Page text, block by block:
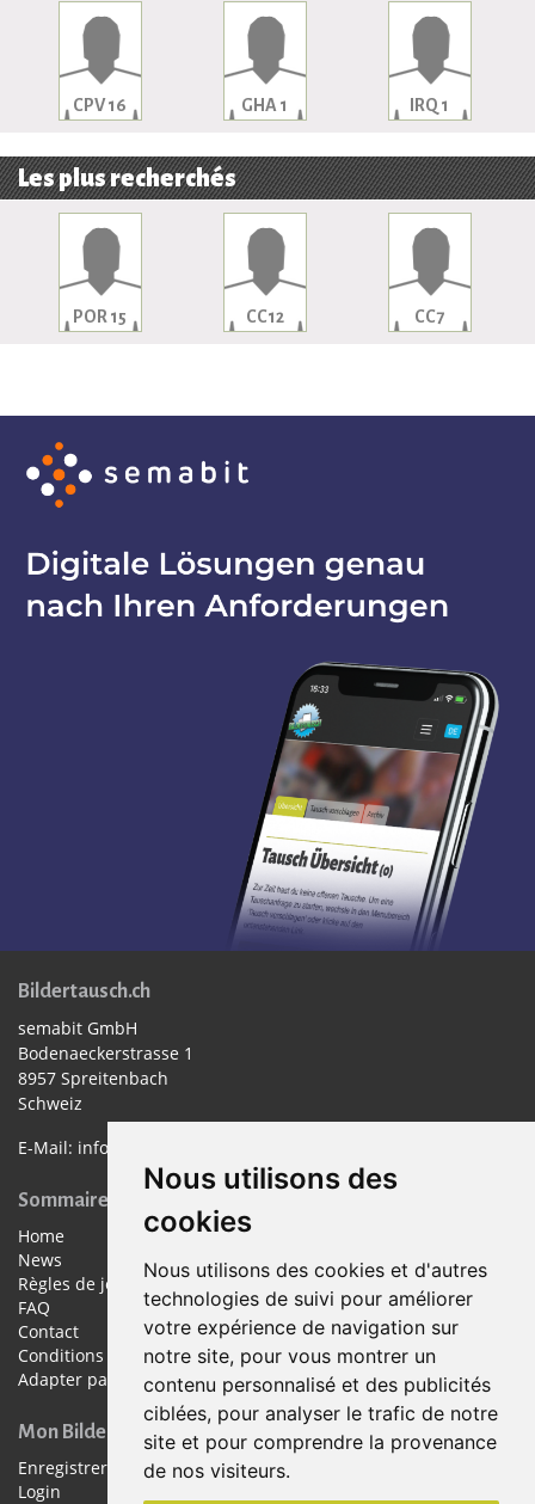
Nous utilisons des
cookies
Nous utilisons des cookies et d'autres
technologies de suivi pour améliorer
votre expérience de navigation sur
notre site, pour vous montrer un
contenu personnalisé et des publicités
ciblées, pour analyser le trafic de notre
site et pour comprendre la provenance
de nos visiteurs.
CPV 16 GHA 1 IRQ 1
Les plus recherchés
POR 15 CC12 CC7
Bildertausch.ch
semabit GmbH
Bodenaeckerstrasse 1
8957 Spreitenbach
Schweiz
E-Mail: info@bildertausch.ch
Sommaire
Home
News
Règles de jeu
FAQ
Contact
Conditions d’utilisation
Adapter paramètres cookies
Mon Bildertausch
Enregistrer
Login